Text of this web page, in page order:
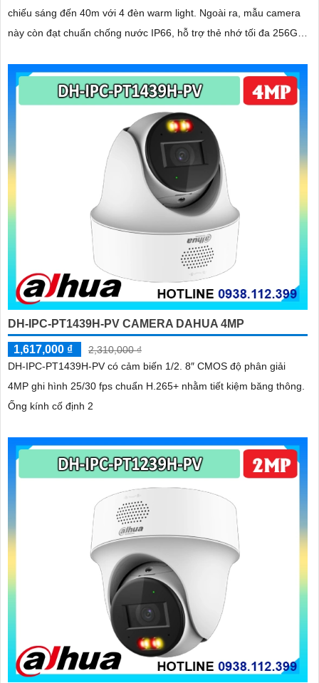
chiếu sáng đến 40m với 4 đèn warm light. Ngoài ra, mẫu camera
này còn đạt chuẩn chống nước IP66, hỗ trợ thẻ nhớ tối đa 256GB,
DH-IPC-PT1439H-PV CAMERA DAHUA 4MP
1,617,000 ₫
2,310,000 ₫
DH-IPC-PT1439H-PV có cảm biến 1/2. 8″ CMOS độ phân giải
4MP ghi hình 25/30 fps chuẩn H.265+ nhằm tiết kiệm băng thông.
Ống kính cố định 2